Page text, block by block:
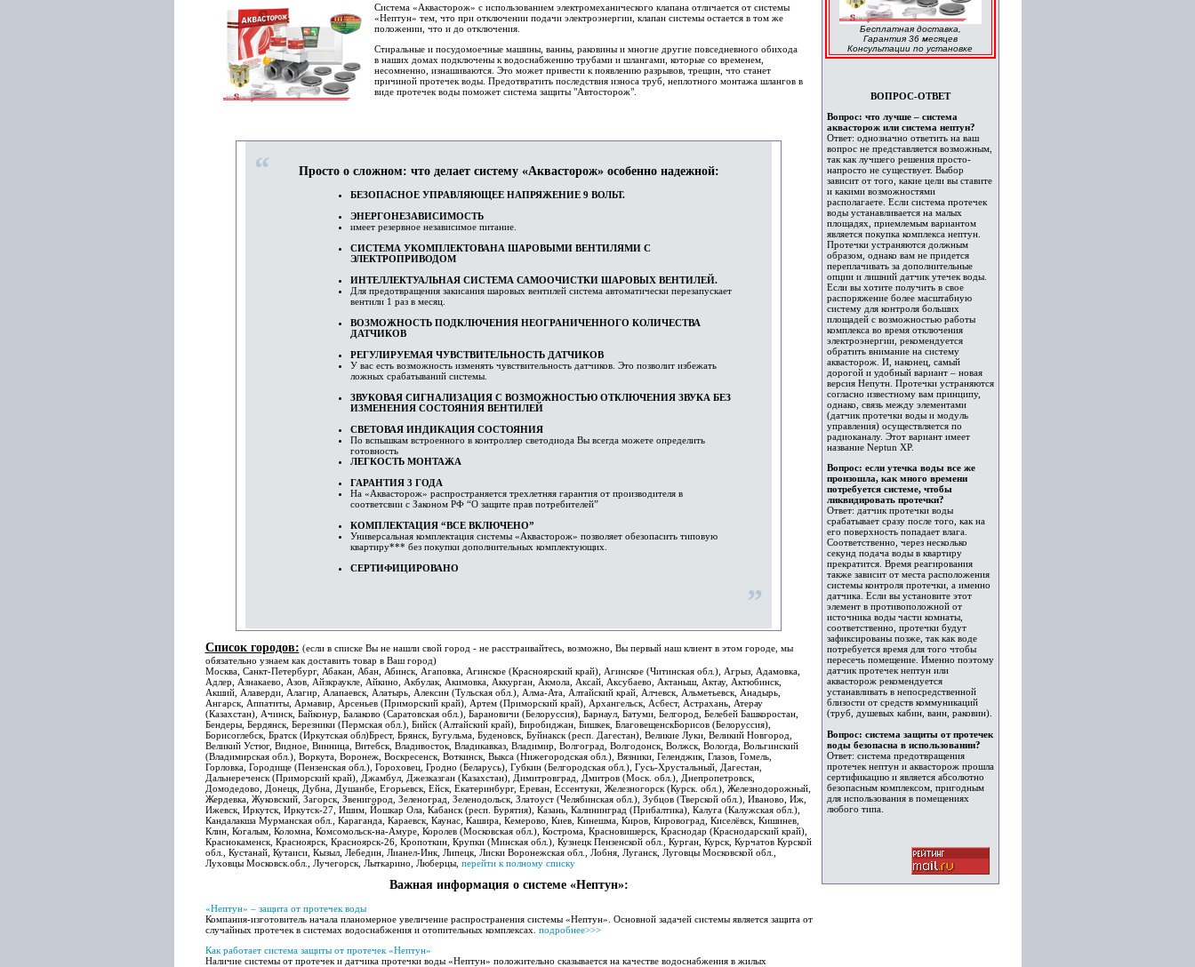
Система «Аквасторож» с использованием электромеханического клапана отличается от системы
«Нептун» тем, что при отключении подачи электроэнергии, клапан системы остается в том же
положении, что и до отключения.
Стиральные и посудомоечные машины, ванны, раковины и многие другие повседневного обихода
в наших домах подключены к водоснабжению трубами и шлангами, которые со временем,
несомненно, изнашиваются. Это может привести к появлению разрывов, трещин, что станет
причиной протечек воды. Предотвратить последствия износа труб, неплотного монтажа шлангов в
виде протечек воды поможет система защиты "Автосторож".
“ Просто о сложном: что делает систему «Аквасторож» особенно надежной:
БЕЗОПАСНОЕ УПРАВЛЯЮЩЕЕ НАПРЯЖЕНИЕ 9 ВОЛЬТ.
ЭНЕРГОНЕЗАВИСИМОСТЬ
имеет резервное независимое питание.
СИСТЕМА УКОМПЛЕКТОВАНА ШАРОВЫМИ ВЕНТИЛЯМИ С
ЭЛЕКТРОПРИВОДОМ
ИНТЕЛЛЕКТУАЛЬНАЯ СИСТЕМА САМООЧИСТКИ ШАРОВЫХ ВЕНТИЛЕЙ.
Для предотвращения закисания шаровых вентилей система автоматически перезапускает
вентили 1 раз в месяц.
ВОЗМОЖНОСТЬ ПОДКЛЮЧЕНИЯ НЕОГРАНИЧЕННОГО КОЛИЧЕСТВА
ДАТЧИКОВ
РЕГУЛИРУЕМАЯ ЧУВСТВИТЕЛЬНОСТЬ ДАТЧИКОВ
У вас есть возможность изменять чувствительность датчиков. Это позволит избежать
ложных срабатываний системы.
ЗВУКОВАЯ СИГНАЛИЗАЦИЯ С ВОЗМОЖНОСТЬЮ ОТКЛЮЧЕНИЯ ЗВУКА БЕЗ
ИЗМЕНЕНИЯ СОСТОЯНИЯ ВЕНТИЛЕЙ
СВЕТОВАЯ ИНДИКАЦИЯ СОСТОЯНИЯ
По вспышкам встроенного в контроллер светодиода Вы всегда можете определить
готовность
ЛЕГКОСТЬ МОНТАЖА
ГАРАНТИЯ 3 ГОДА
На «Аквасторож» распространяется трехлетняя гарантия от производителя в
соответсвии с Законом РФ “О защите прав потребителей”
КОМПЛЕКТАЦИЯ “ВСЕ ВКЛЮЧЕНО”
Универсальная комплектация системы «Аквасторож» позволяет обезопасить типовую
квартиру*** без покупки дополнительных комплектующих.
СЕРТИФИЦИРОВАНО
”
Список городов: (если в списке Вы не нашли свой город - не расстраивайтесь, возможно, Вы первый наш клиент в этом городе, мы
обязательно узнаем как доставить товар в Ваш город)
Москва, Санкт-Петербург, Абакан, Абан, Абинск, Агаповка, Агинское (Красноярский край), Агинское (Читинская обл.), Агрыз, Адамовка,
Адлер, Азнакаево, Азов, Айзкраукле, Айкино, Акбулак, Акимовка, Аккурган, Акмола, Аксай, Аксубаево, Актаныш, Актау, Актюбинск,
Акший, Алаверди, Алагир, Алапаевск, Алатырь, Алексин (Тульская обл.), Алма-Ата, Алтайский край, Алчевск, Альметьевск, Анадырь,
Ангарск, Аппатиты, Армавир, Арсеньев (Приморский край), Артем (Приморский край), Архангельск, Асбест, Астрахань, Атерау
(Казахстан), Ачинск, Байконур, Балаково (Саратовская обл.), Барановичи (Белоруссия), Барнаул, Батуми, Белгород, Белебей Башкоростан,
Бендеры, Бердянск, Березники (Пермская обл.), Бийск (Алтайский край), Биробиджан, Бишкек, БлаговещенскБорисов (Белоруссия),
Борисоглебск, Братск (Иркутская обл)Брест, Брянск, Бугульма, Буденовск, Буйнакск (респ. Дагестан), Великие Луки, Великий Новгород,
Великий Устюг, Видное, Винница, Витебск, Владивосток, Владикавказ, Владимир, Волгоград, Волгодонск, Волжск, Вологда, Вольгинский
(Владимирская обл.), Воркута, Воронеж, Воскресенск, Воткинск, Выкса (Нижегородская обл.), Вязники, Геленджик, Глазов, Гомель,
Горловка, Городище (Пензенская обл.), Гороховец, Гродно (Беларусь), Губкин (Белгородская обл.), Гусь-Хрустальный, Дагестан,
Дальнереченск (Приморский край), Джамбул, Джезказган (Казахстан), Димитровград, Дмитров (Моск. обл.), Днепропетровск,
Домодедово, Донецк, Дубна, Душанбе, Егорьевск, Ейск, Екатеринбург, Ереван, Ессентуки, Железногорск (Курск. обл.), Железнодорожный,
Жердевка, Жуковский, Загорск, Звенигород, Зеленоград, Зеленодольск, Златоуст (Челябинская обл.), Зубцов (Тверской обл.), Иваново, Иж,
Ижевск, Иркутск, Иркутск-27, Ишим, Йошкар Ола, Кабанск (респ. Бурятия), Казань, Калининград (Прибалтика), Калуга (Калужская обл.),
Кандалакша Мурманская обл., Караганда, Караевск, Каунас, Кашира, Кемерово, Киев, Кинешма, Киров, Кировоград, Киселёвск, Кишинев,
Клин, Когалым, Коломна, Комсомольск-на-Амуре, Королев (Московская обл.), Кострома, Красновишерск, Краснодар (Краснодарский край),
Краснокаменск, Красноярск, Красноярск-26, Кропоткин, Крупки (Минская обл.), Кузнецк Пензенской обл., Курган, Курск, Курчатов Курской
обл., Кустанай, Кутаиси, Кызыл, Лебедин, Лианел-Инк, Липецк, Лиски Воронежская обл., Лобня, Луганск, Луговцы Московской обл.,
Луховцы Московск.обл., Лучегорск, Лыткарино, Люберцы, перейти к полному списку
Важная информация о системе «Нептун»:
«Нептун» – защита от протечек воды
Компания-изготовитель начала планомерное увеличение распространения системы «Нептун». Основной задачей системы является защита от
случайных протечек в системах водоснабжения и отопительных комплексах. подробнее>>>
Как работает система защиты от протечек «Нептун»
Наличие системы от протечек и датчика протечки воды «Нептун» положительно сказывается на качестве водоснабжения в жилых
Бесплатная доставка,
Гарантия 36 месяцев
Консультации по установке
ВОПРОС-ОТВЕТ
Вопрос: что лучше – система
аквасторож или система нептун?
Ответ: однозначно ответить на ваш
вопрос не представляется возможным,
так как лучшего решения просто-
напросто не существует. Выбор
зависит от того, какие цели вы ставите
и какими возможностями
располагаете. Если система протечек
воды устанавливается на малых
площадях, приемлемым вариантом
является покупка комплекса нептун.
Протечки устраняются должным
образом, однако вам не придется
переплачивать за дополнительные
опции и лишний датчик утечек воды.
Если вы хотите получить в свое
распоряжение более масштабную
систему для контроля больших
площадей с возможностью работы
комплекса во время отключения
электроэнергии, рекомендуется
обратить внимание на систему
аквасторож. И, наконец, самый
дорогой и удобный вариант – новая
версия Непутн. Протечки устраняются
согласно известному вам принципу,
однако, связь между элементами
(датчик протечки воды и модуль
управления) осуществляется по
радиоканалу. Этот вариант имеет
название Neptun XP.
Вопрос: если утечка воды все же
произошла, как много времени
потребуется системе, чтобы
ликвидировать протечки?
Ответ: датчик протечки воды
срабатывает сразу после того, как на
его поверхность попадает влага.
Соответственно, через несколько
секунд подача воды в квартиру
прекратится. Время реагирования
также зависит от места расположения
системы контроля протечки, а именно
датчика. Если вы установите этот
элемент в противоположной от
источника воды части комнаты,
соответственно, протечки будут
зафиксированы позже, так как воде
потребуется время для того чтобы
пересечь помещение. Именно поэтому
датчик протечек нептун или
аквасторож рекомендуется
устанавливать в непосредственной
близости от средств коммуникаций
(труб, душевых кабин, ванн, раковин).
Вопрос: система защиты от протечек
воды безопасна в использовании?
Ответ: система предотвращения
протечек нептун и аквасторож прошла
сертификацию и является абсолютно
безопасным комплексом, пригодным
для использования в помещениях
любого типа.